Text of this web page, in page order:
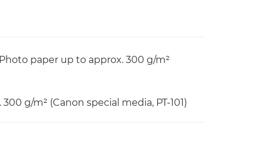
paper up to approx. 300 g/m²
g/m² (Canon special media, PT-101)